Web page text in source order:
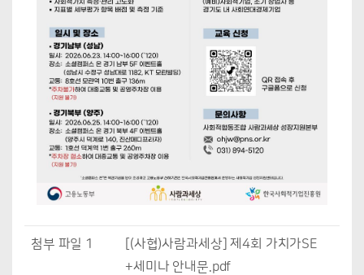
첨부 파일 1
[(사협)사람과세상] 제4회 가치가SE
+세미나 안내문.pdf